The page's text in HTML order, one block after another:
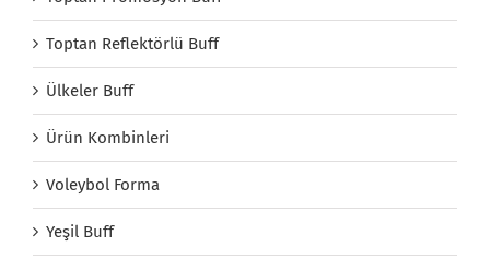
Toptan Reflektörlü Buff
Ülkeler Buff
Ürün Kombinleri
Voleybol Forma
Yeşil Buff